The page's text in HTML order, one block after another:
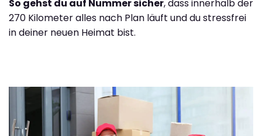
So gehst du auf Nummer sicher, dass innerhalb der
270 Kilometer alles nach Plan läuft und du stressfrei
in deiner neuen Heimat bist.